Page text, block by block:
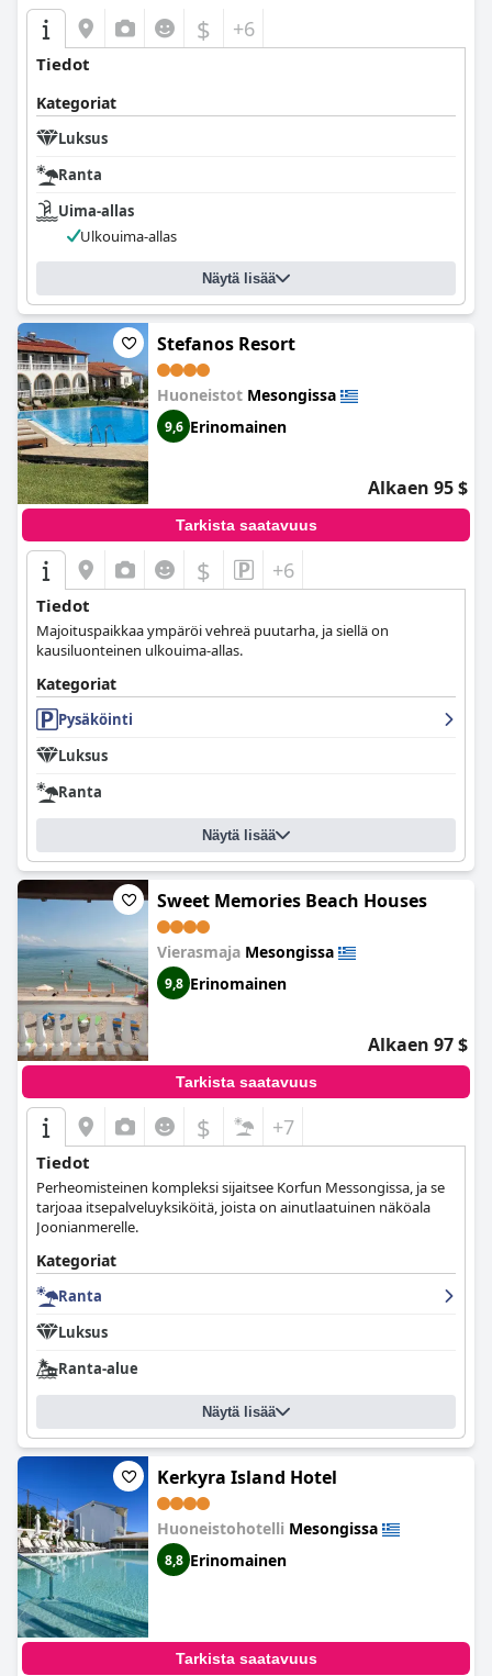
$ +6
Tiedot
Kategoriat
Luksus
Ranta
Uima-allas
Ulkouima-allas
Näytä lisää
Stefanos Resort
Huoneistot Mesongissa
9,6 Erinomainen
Alkaen 95 $
Tarkista saatavuus
$ +6
Tiedot
Majoituspaikkaa ympäröi vehreä puutarha, ja siellä on
kausiluonteinen ulkouima-allas.
Kategoriat
Pysäköinti
Luksus
Ranta
Näytä lisää
Sweet Memories Beach Houses
Vierasmaja Mesongissa
9,8 Erinomainen
Alkaen 97 $
Tarkista saatavuus
$ +7
Tiedot
Perheomisteinen kompleksi sijaitsee Korfun Messongissa, ja se
tarjoaa itsepalveluyksiköitä, joista on ainutlaatuinen näköala
Joonianmerelle.
Kategoriat
Ranta
Luksus
Ranta-alue
Näytä lisää
Kerkyra Island Hotel
Huoneistohotelli Mesongissa
8,8 Erinomainen
Tarkista saatavuus